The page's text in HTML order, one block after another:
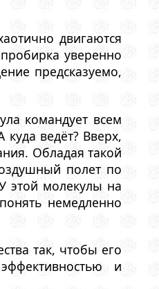
двигаются
уверенно
предсказуемо,
командует всем
ведёт? Вверх,
Обладая такой
полет по
этой молекулы на
немедленно
так, чтобы его
и